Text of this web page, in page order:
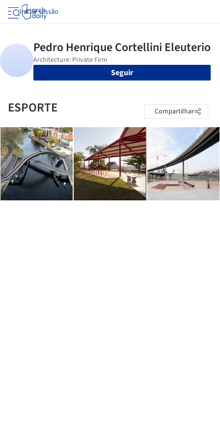
Iniciar sessão
Seguir
ESPORTE Compartilhar